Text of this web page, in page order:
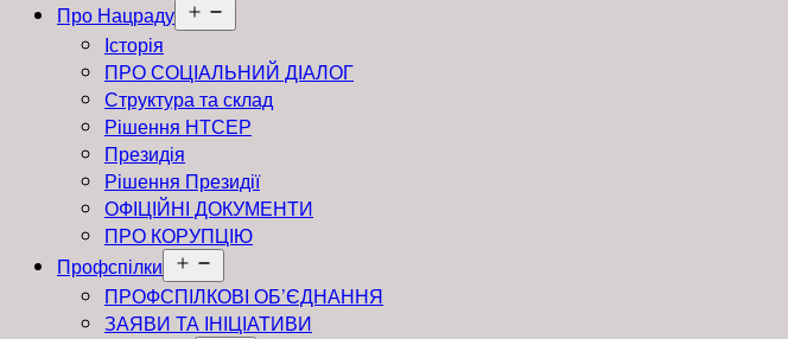
Про Нацраду
меню
Історія
ПРО СОЦІАЛЬНИЙ ДІАЛОГ
Структура та склад
Рішення НТСЕР
Президія
Рішення Президії
ОФІЦІЙНІ ДОКУМЕНТИ
ПРО КОРУПЦІЮ
Профспілки
меню
ПРОФСПІЛКОВІ ОБ’ЄДНАННЯ
ЗАЯВИ ТА ІНІЦІАТИВИ